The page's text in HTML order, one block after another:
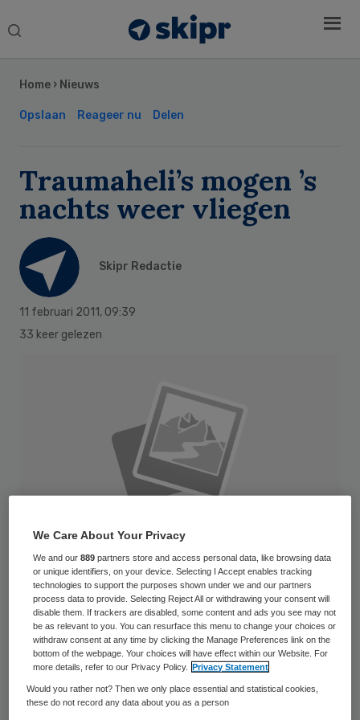
Search
Home › Nieuws
Opslaan Reageer nu Delen
Traumaheli’s mogen ’s
nachts weer vliegen
Skipr Redactie
11 februari 2011, 09:39
33 keer gelezen
De traumahelikopters van ziekenhuizen in
Groningen en Amsterdam mogen per direct
weer dag en nacht vliegen. Dat heeft
staatssecretaris Joop Atsma
Sidebar
We Care About Your Privacy
We and our889 partners store and access personal data, like browsing data
or unique identifiers, on your device. Selecting I Accept enables tracking
technologies to support the purposes shown under we and our partners
process data to provide. Selecting Reject All or withdrawing your consent will
disable them. If trackers are disabled, some content and ads you see may not
be as relevant to you. You can resurface this menu to change your choices or
withdraw consent at any time by clicking the Manage Preferences link on the
bottom of the webpage. Your choices will have effect within our Website. For
more details, refer to our Privacy Policy.
Privacy Statement
Would you rather not? Then we only place essential and statistical cookies,
these do not record any data about you as a person